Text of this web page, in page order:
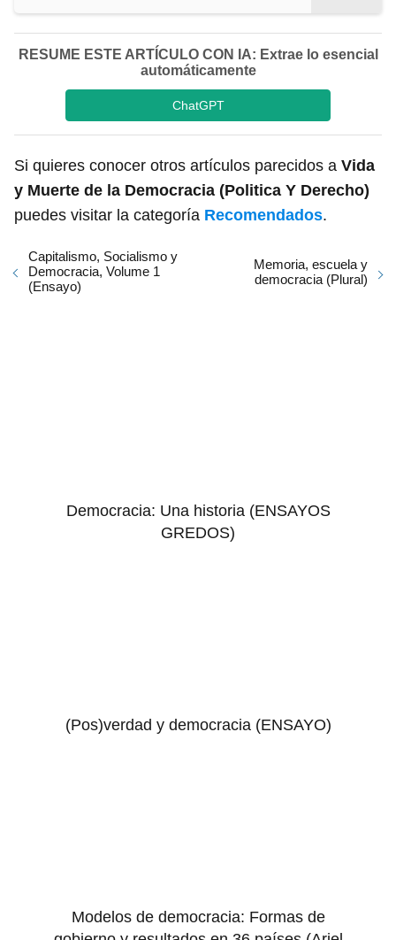
RESUME ESTE ARTÍCULO CON IA: Extrae lo esencial
automáticamente
ChatGPT
Si quieres conocer otros artículos parecidos a Vida
y Muerte de la Democracia (Politica Y Derecho)
puedes visitar la categoría Recomendados.
Capitalismo, Socialismo y
Democracia, Volume 1
(Ensayo)
Memoria, escuela y
democracia (Plural)
Democracia: Una historia (ENSAYOS
GREDOS)
(Pos)verdad y democracia (ENSAYO)
Modelos de democracia: Formas de